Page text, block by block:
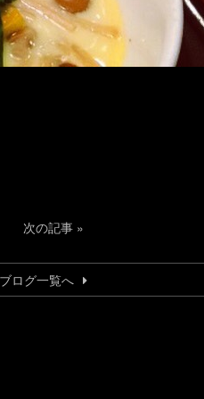
次の記事 »
ログ一覧へ